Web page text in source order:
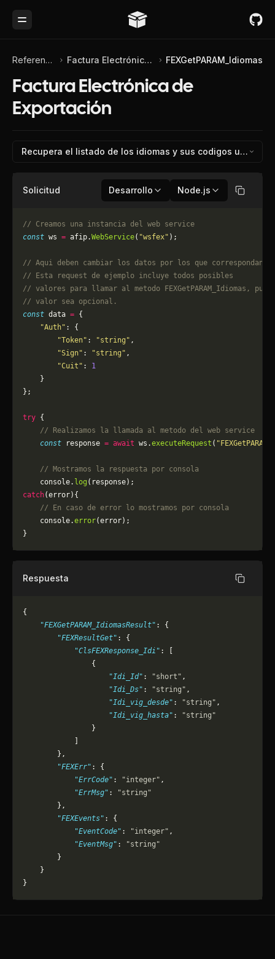
Toggle Menu
Referencia de API Factura Electrónica de Exportación FEXGetPARAM_Idiomas
Factura Electrónica de
Exportación
Recupera el listado de los idiomas y
Solicitud Desarrollo Node.js Copiar
// Creamos una instancia del web service
const ws = afip.WebService( "wsfex" );
// Aqui deben cambiar los datos por los que correspondan.
// Esta request de ejemplo incluye todos posibles
// valores para llamar al metodo FEXGetPARAM_Idiomas,
// valor sea opcional.
const data = {
    "Auth"
: {
        "Token"
: "string" ,
        "Sign"
: "string" ,
        "Cuit"
: 1
    }
};
try {
    // Realizamos la llamada al metodo del web service
    const
response = await ws.executeRequest (
    // Mostramos la respuesta por consola
    console.
log (response);
catch(error){
    // En caso de error lo mostramos por consola
	console.
error(error);
}
Respuesta Copiar
{
    "FEXGetPARAM_IdiomasResult"
: {
        "FEXResultGet"
: {
            "ClsFEXResponse_Idi"
: [
                {
                    "Idi_Id"
: "short" ,
                    "Idi_Ds"
: "string" ,
                    "Idi_vig_desde"
: "string" ,
                    "Idi_vig_hasta"
:
"string"
                }
        },
        "FEXErr"
: {
            "ErrCode"
: "integer" ,
            "ErrMsg"
:
"string"
        },
        "FEXEvents"
: {
            "EventCode"
: "integer" ,
            "EventMsg"
:
"string"
        }
    }
}